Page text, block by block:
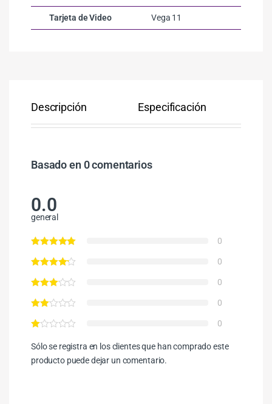
Tarjeta de Video Vega 11
Descripción Especificación
Basado en 0 comentarios
0.0
general
0
0
0
0
0
Sólo se registra en los clientes que han comprado este
producto puede dejar un comentario.